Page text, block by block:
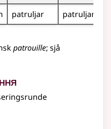
patruljar patruljane
patrouille; sjå